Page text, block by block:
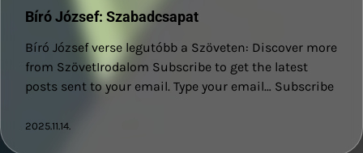
Bíró József: Szabadcsapat
Bíró József verse legutóbb a Szöveten: Discover more
from SzövetIrodalom Subscribe to get the latest
posts sent to your email. Type your email… Subscribe
2025.11.14.